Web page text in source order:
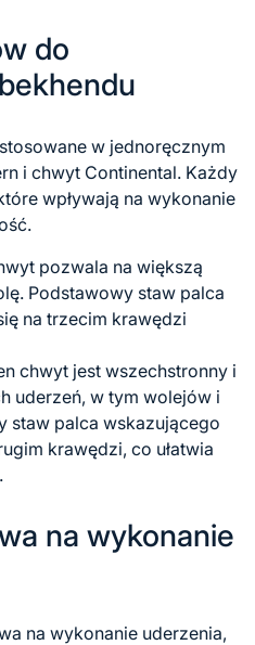
do
w jednoręcznym
i chwyt Continental. Każdy
wpływają na wykonanie
pozwala na większą
Podstawowy staw palca
na trzecim krawędzi
chwyt jest wszechstronny i
uderzeń, w tym wolejów i
staw palca wskazującego
krawędzi, co ułatwia
na wykonanie
na wykonanie uderzenia,